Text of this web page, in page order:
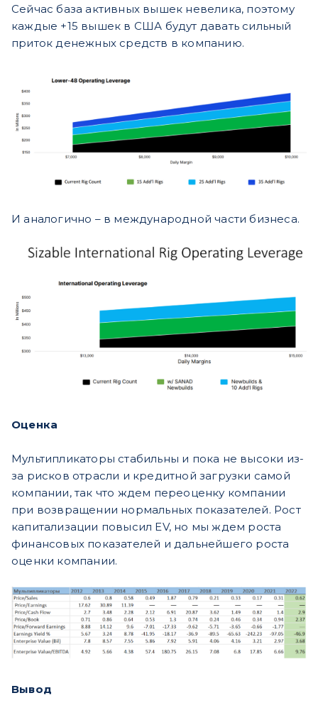
Сейчас база активных вышек невелика, поэтому
каждые +15 вышек в США будут давать сильный
приток денежных средств в компанию.
И аналогично – в международной части бизнеса.
Оценка
Мультипликаторы стабильны и пока не высоки из-
за рисков отрасли и кредитной загрузки самой
компании, так что ждем переоценку компании
при возвращении нормальных показателей. Рост
капитализации повысил EV, но мы ждем роста
финансовых показателей и дальнейшего роста
оценки компании.
Вывод